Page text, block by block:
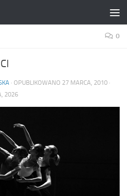
0
· OPUBLIKOWANO 27 MARCA, 2010 ·
2026